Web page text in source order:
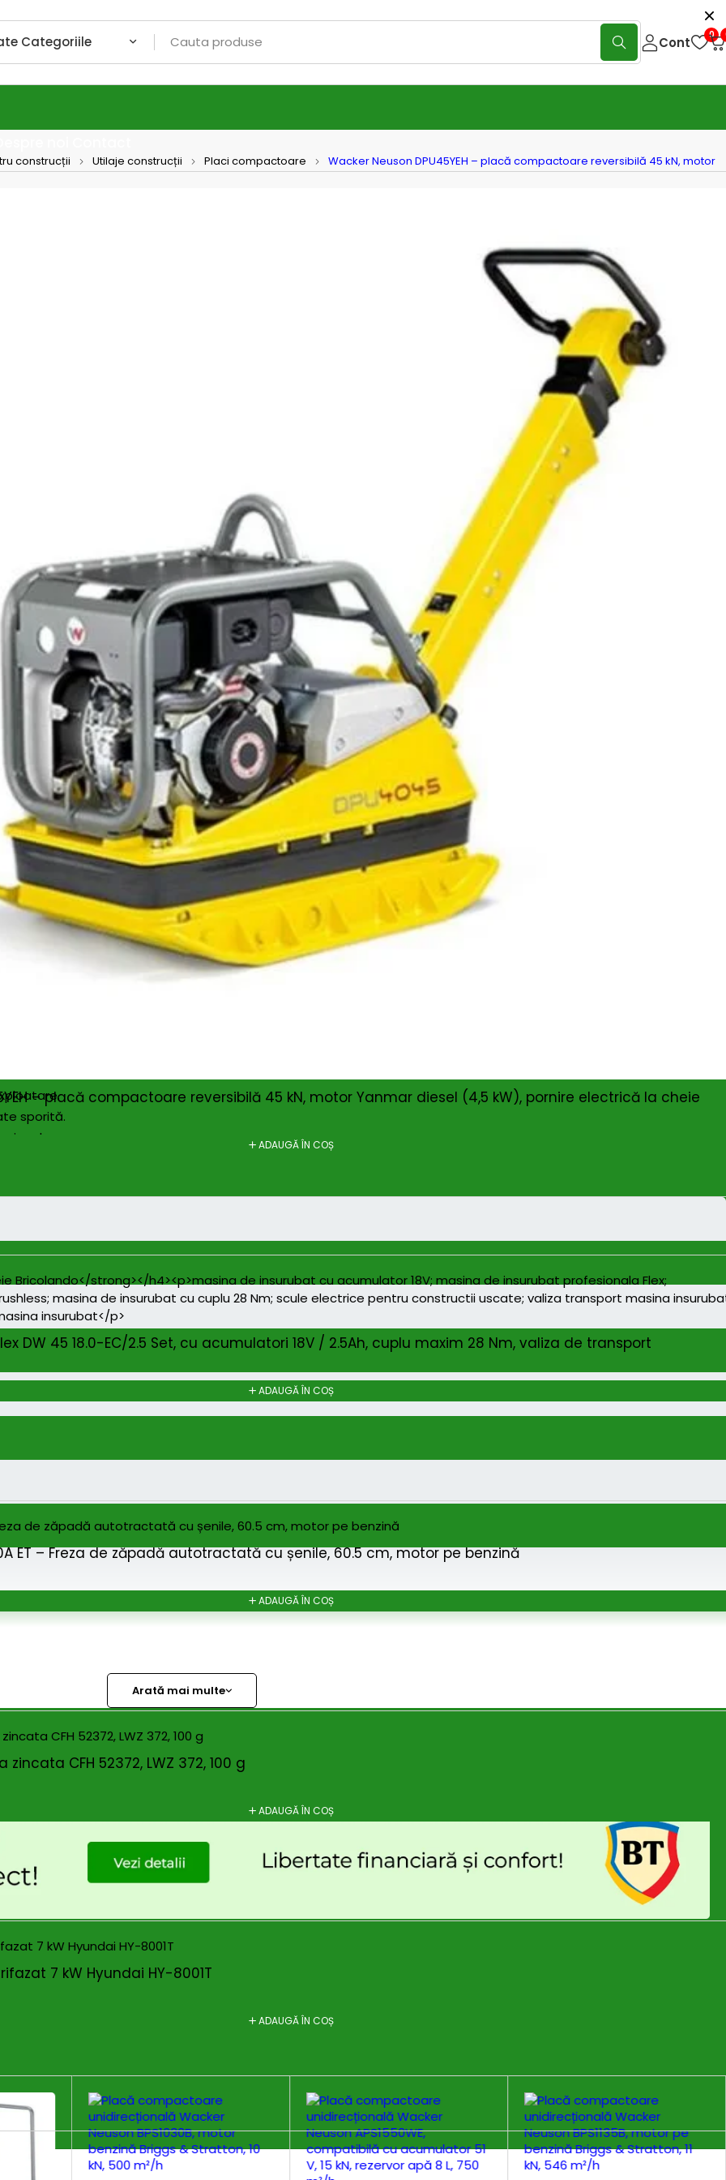
Cont 0
– placă compactoare reversibilă 45 kN, motor Yanmar diesel (4,5 kW), pornire electrică la cheie
ADAUGĂ ÎN COȘ
DW 45 18.0-EC/2.5 Set, cu acumulatori 18V / 2.5Ah, cuplu maxim 28 Nm, valiza de transport
ADAUGĂ ÎN COȘ
ET – Freza de zăpadă autotractată cu șenile, 60.5 cm, motor pe benzină
ADAUGĂ ÎN COȘ
CFH 52372, LWZ 372, 100 g
ADAUGĂ ÎN COȘ
7 kW Hyundai HY-8001T
ADAUGĂ ÎN COȘ
construcții Utilaje construcții Placi compactoare
Wacker Neuson DPU45YEH – placă compactoare reversibilă 45 kN, motor
Wacker Neuson DPU45YEH – placă
compactoare reversibilă 45 kN, motor
Yanmar diesel (4,5 kW), pornire
placă compactoare reversibilă
motor Yanmar (4T, 4,5 kW, 320
forță centrifugală de 45 kN. Cu o lățime de lucru
de 600 mm și greutatea de 385 kg, oferă compactare uniformă și
stabilitate în lucrări intensive de drumuri și fundații. Pornirea electrică la
cheie și designul ergonomic asigură utilizare rapidă și fiabilă.
(Salvează 3.690
ADAUGĂ ÎN COȘ
Salvat pentru mai târziu Add to wishlist
SKU:
5100068380
Categories:Placi compactoare
Recenzii (0)
de plăci reversibile pentru utilizări profesionale în construcții de drumuri și platforme industriale. Motorul diesel
și consum redus de 1,4 L/h, iar rezervorul de 3,3 L permite autonomie extinsă. Frecvența de 69 Hz și forța centrifugală
rezistență maximă și manevrabilitate ridicată, plăcuța este alegerea standard pentru profesioniștii din
sporită.
Arată mai multe